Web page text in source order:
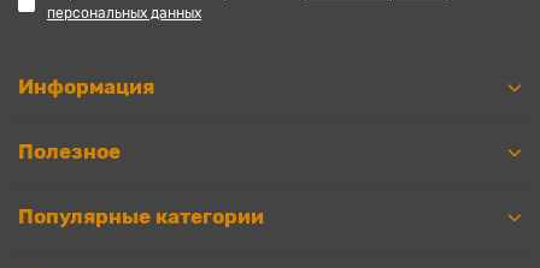
персональных данных
Информация
Полезное
Популярные категории